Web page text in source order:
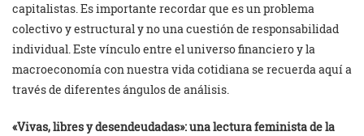
capitalistas. Es importante recordar que es un problema
colectivo y estructural y no una cuestión de responsabilidad
individual. Este vínculo entre el universo financiero y la
macroeconomía con nuestra vida cotidiana se recuerda aquí a
través de diferentes ángulos de análisis.
«Vivas, libres y desendeudadas»: una lectura feminista de la